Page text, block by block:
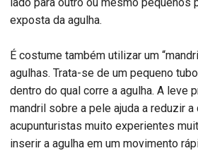
exposta da agulha.
É costume também utilizar um
agulhas. Trata-se de um pequeno
dentro do qual corre a agulha. A leve
mandril sobre a pele ajuda a reduzir a
acupunturistas muito experientes
inserir a agulha em um movimento